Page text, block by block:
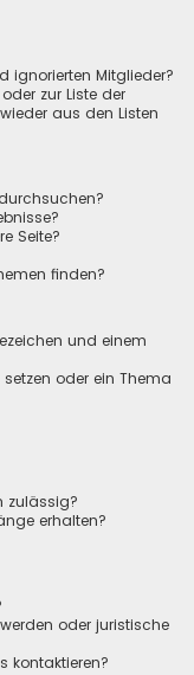
ignorierten Mitglieder?
zur Liste der
aus den Listen
Seite?
finden?
und einem
oder ein Thema
zulässig?
erhalten?
oder juristische
kontaktieren?